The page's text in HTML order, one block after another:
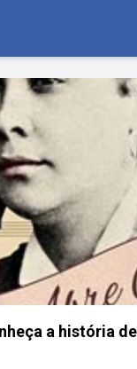
a história